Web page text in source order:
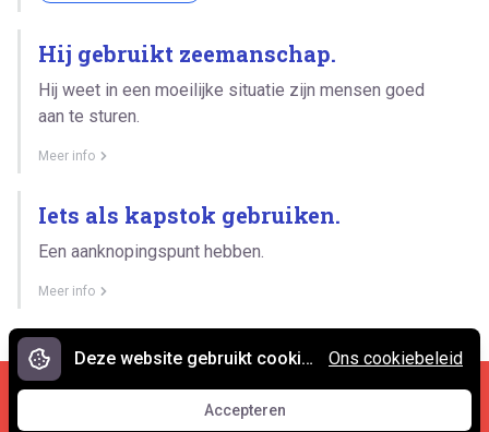
Hij gebruikt zeemanschap.
Hij weet in een moeilijke situatie zijn mensen goed
aan te sturen.
Meer info
Iets als kapstok gebruiken.
Een aanknopingspunt hebben.
Meer info
Cookies en privacy •
Contact
© 2007 - 2026 Spreekwoorden.nl
Deze website gebruikt cookies.
Accepteren
Accepteren
Ons cookiebeleid